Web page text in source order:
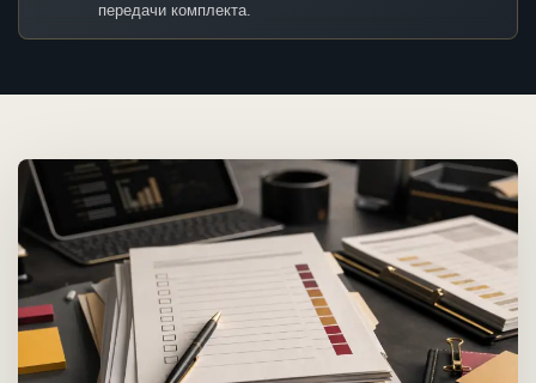
передачи комплекта.